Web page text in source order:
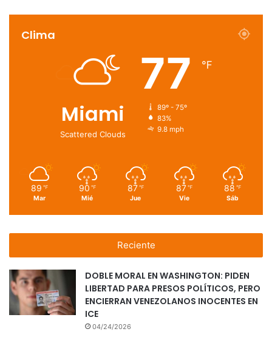
Clima
Miami
Scattered Clouds
77 ℉
89º - 75º
83%
9.8 mph
89 ℉
Mar
90 ℉
Mié
87 ℉
Jue
87 ℉
Vie
88 ℉
Sáb
Reciente
DOBLE MORAL EN WASHINGTON: PIDEN
LIBERTAD PARA PRESOS POLÍTICOS, PERO
ENCIERRAN VENEZOLANOS INOCENTES EN
ICE
04/24/2026